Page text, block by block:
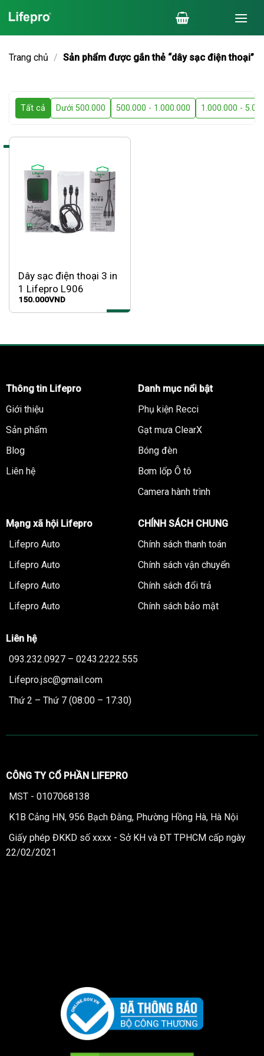
đến
nội
dung
Trang chủ / Sản phẩm được gắn thẻ “dây sạc điện thoại”
Tất cả Dưới 500.000 500.000 - 1.000.000 1.000.000 -
Dây sạc điện thoại 3 in
1 Lifepro L906
150.000VND
Thông tin Lifepro
Giới thiệu
Sản phẩm
Blog
Liên hệ
Danh mục nổi bật
Phụ kiện Recci
Gạt mưa ClearX
Bóng đèn
Bơm lốp Ô tô
Camera hành trình
Mạng xã hội Lifepro
Lifepro Auto
Lifepro Auto
Lifepro Auto
Lifepro Auto
CHÍNH SÁCH CHUNG
Chính sách thanh toán
Chính sách vận chuyển
Chính sách đổi trả
Chính sách bảo mật
Liên hệ
093.232.0927 – 0243.2222.555
Lifepro.jsc@gmail.com
Thứ 2 – Thứ 7 (08:00 – 17:30)
CÔNG TY CỔ PHẦN LIFEPRO
MST - 0107068138
K1B Cảng HN, 956 Bạch Đằng, Phường Hồng Hà, Hà Nội
Giấy phép ĐKKD số xxxx - Sở KH và ĐT TPHCM cấp ngày
22/02/2021